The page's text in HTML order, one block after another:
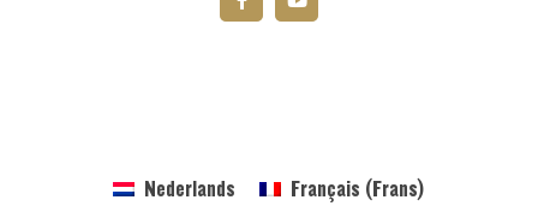
Nederlands Français (Frans)